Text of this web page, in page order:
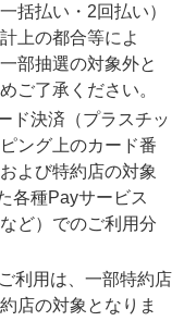
括払い・2回払い）
上の都合等によ
部抽選の対象外と
ご了承ください。
ド決済（プラスチッ
ング上のカード番
よび特約店の対象
各種Payサービス
ど）でのご利用分
利用は、一部特約店
店の対象となりま